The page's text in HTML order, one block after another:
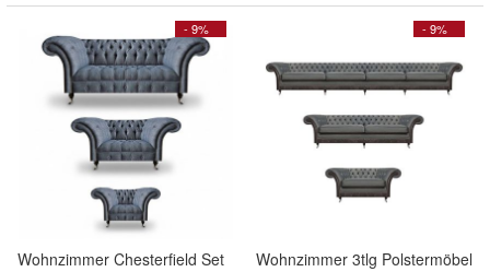
- 9%
Wohnzimmer Chesterfield Set
- 9%
Wohnzimmer 3tlg Polstermöbel